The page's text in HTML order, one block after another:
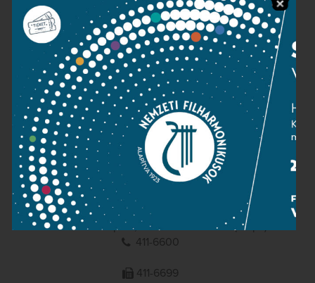
Sajtószoba
Adatvédelem
Impresszum
NEMZETI
FILHARMONIKUSOK
1095 Budapest, Komor Marcell u. 1. (Müpa)
411-6600
411-6699